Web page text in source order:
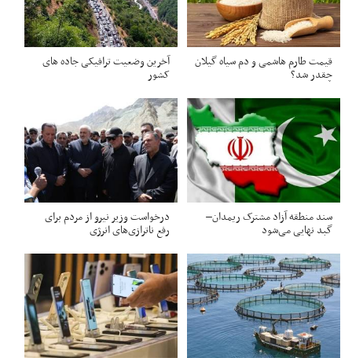
قیمت طارم هاشمی و دم سیاه گیلان
چقدر شد؟
آخرین وضعیت ترافیکی جاده های
کشور
سند منطقه آزاد مشترک ریمدان–
گبد نهایی می‌شود
درخواست وزیر نیرو از مردم برای
رفع ناترازی‌های انرژی